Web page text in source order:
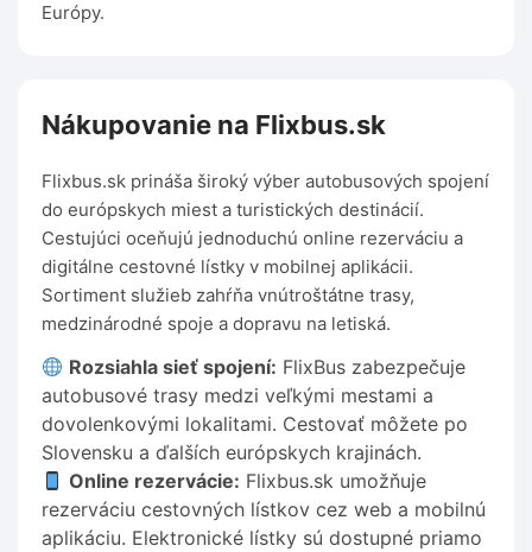
Európy.
Nákupovanie na Flixbus.sk
Flixbus.sk prináša široký výber autobusových spojení
do európskych miest a turistických destinácií.
Cestujúci oceňujú jednoduchú online rezerváciu a
digitálne cestovné lístky v mobilnej aplikácii.
Sortiment služieb zahŕňa vnútroštátne trasy,
medzinárodné spoje a dopravu na letiská.
Rozsiahla sieť spojení: FlixBus zabezpečuje
autobusové trasy medzi veľkými mestami a
dovolenkovými lokalitami. Cestovať môžete po
Slovensku a ďalších európskych krajinách.
Online rezervácie: Flixbus.sk umožňuje
rezerváciu cestovných lístkov cez web a mobilnú
aplikáciu. Elektronické lístky sú dostupné priamo